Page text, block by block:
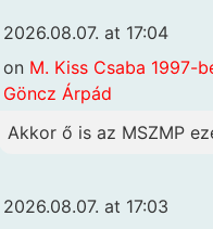
2026.08.07. at 17:04
on M. Kiss Csaba 1997-
Göncz Árpád
Akkor ő is az MSZMP
2026.08.07. at 17:03